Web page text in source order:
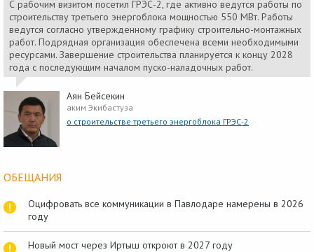
С рабочим визитом посетил ГРЭС-2, где активно ведутся работы по
строительству третьего энергоблока мощностью 550 МВт. Работы
ведутся согласно утвержденному графику строительно-монтажных
работ. Подрядная организация обеспечена всеми необходимыми
ресурсами. Завершение строительства планируется к концу 2028
года с последующим началом пуско-наладочных работ.
Аян Бейсекин
аким Экибастуза
о строительстве третьего энергоблока ГРЭС-2
ОБЕЩАНИЯ
Оцифровать все коммуникации в Павлодаре намерены в 2026
году
Новый мост через Иртыш откроют в 2027 году